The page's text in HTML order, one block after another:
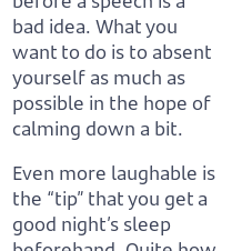
bad idea. What you
want to do is to absent
yourself as much as
possible in the hope of
calming down a bit.
Even more laughable is
the “tip” that you get a
good night’s sleep